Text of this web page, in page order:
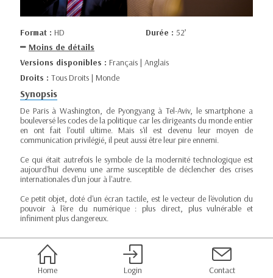
Format : HD Durée : 52’
Moins de détails
Versions disponibles : Français | Anglais
Droits : Tous Droits | Monde
Synopsis
De Paris à Washington, de Pyongyang à Tel-Aviv, le smartphone a
bouleversé les codes de la politique car les dirigeants du monde entier
en ont fait l'outil ultime. Mais s'il est devenu leur moyen de
communication privilégié, il peut aussi être leur pire ennemi.
Ce qui était autrefois le symbole de la modernité technologique est
aujourd'hui devenu une arme susceptible de déclencher des crises
internationales d'un jour à l'autre.
Ce petit objet, doté d'un écran tactile, est le vecteur de l'évolution du
pouvoir à l'ère du numérique : plus direct, plus vulnérable et
infiniment plus dangereux.
Home Login Contact